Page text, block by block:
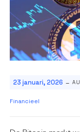
23 januari, 2026 -
Financieel